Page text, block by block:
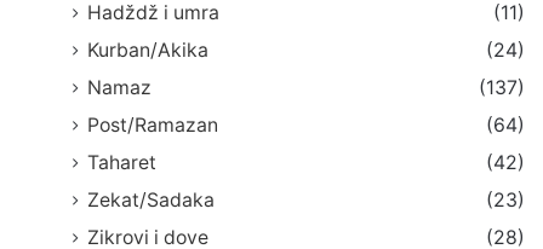
Hadždž i umra
(11)
Kurban/Akika
(24)
Namaz
(137)
Post/Ramazan
(64)
Taharet
(42)
Zekat/Sadaka
(23)
Zikrovi i dove
(28)